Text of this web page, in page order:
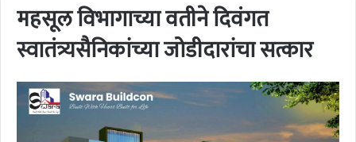
महसूल विभागाच्या वतीने दिवंगत
स्वातंत्र्यसैनिकांच्या जोडीदारांचा सत्कार